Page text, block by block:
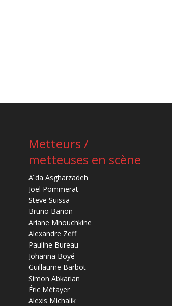
Metteurs /
metteuses en scène
Aïda Asgharzadeh
Joël Pommerat
Steve Suissa
Bruno Banon
Ariane Mnouchkine
Alexandre Zeff
Pauline Bureau
Johanna Boyé
Guillaume Barbot
Simon Abkarian
Éric Métayer
Alexis Michalik